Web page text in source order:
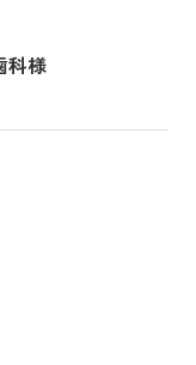
科様